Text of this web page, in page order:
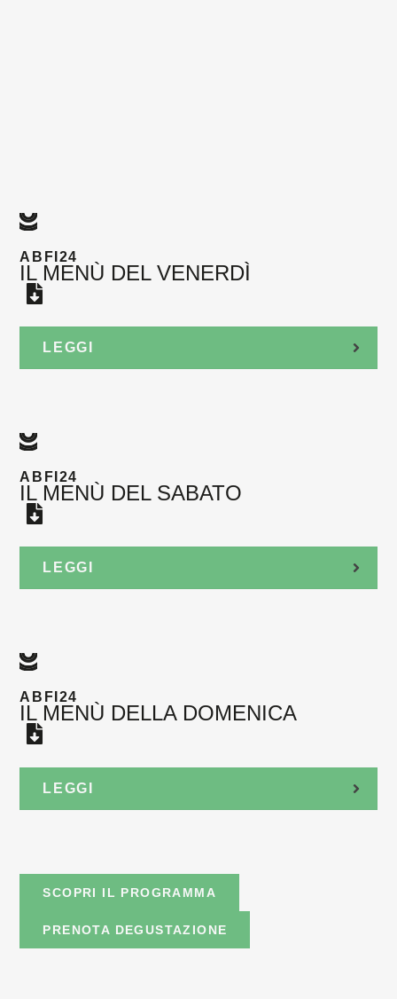
ABFI24
IL MENÙ DEL VENERDÌ
LEGGI
ABFI24
IL MENÙ DEL SABATO
LEGGI
ABFI24
IL MENÙ DELLA DOMENICA
LEGGI
SCOPRI IL PROGRAMMA
PRENOTA DEGUSTAZIONE